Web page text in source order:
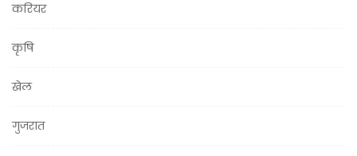
करियर
कृषि
खेल
गुजरात